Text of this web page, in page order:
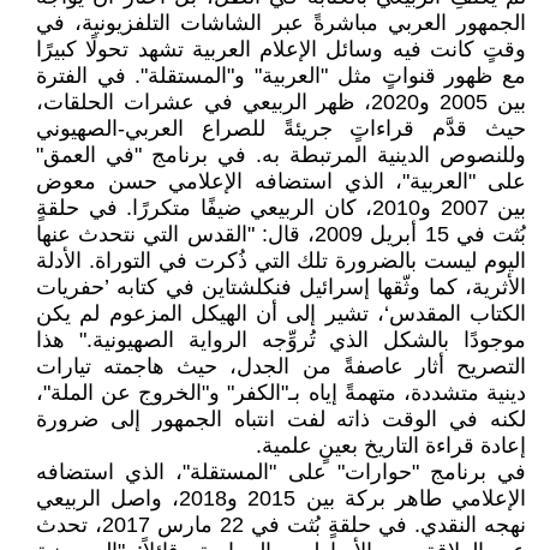
الجمهور العربي مباشرةً عبر الشاشات التلفزيونية، في
وقتٍ كانت فيه وسائل الإعلام العربية تشهد تحولًا كبيرًا
مع ظهور قنواتٍ مثل "العربية" و"المستقلة". في الفترة
بين 2005 و2020، ظهر الربيعي في عشرات الحلقات،
حيث قدَّم قراءاتٍ جريئةً للصراع العربي-الصهيوني
وللنصوص الدينية المرتبطة به. في برنامج "في العمق"
على "العربية"، الذي استضافه الإعلامي حسن معوض
بين 2007 و2010، كان الربيعي ضيفًا متكررًا. في حلقةٍ
بُثت في 15 أبريل 2009، قال: "القدس التي نتحدث عنها
اليوم ليست بالضرورة تلك التي ذُكرت في التوراة. الأدلة
الأثرية، كما وثّقها إسرائيل فنكلشتاين في كتابه ’حفريات
الكتاب المقدس‘، تشير إلى أن الهيكل المزعوم لم يكن
موجودًا بالشكل الذي تُروِّجه الرواية الصهيونية." هذا
التصريح أثار عاصفةً من الجدل، حيث هاجمته تيارات
دينية متشددة، متهمةً إياه بـ"الكفر" و"الخروج عن الملة"،
لكنه في الوقت ذاته لفت انتباه الجمهور إلى ضرورة
إعادة قراءة التاريخ بعينٍ علمية.
في برنامج "حوارات" على "المستقلة"، الذي استضافه
الإعلامي طاهر بركة بين 2015 و2018، واصل الربيعي
نهجه النقدي. في حلقةٍ بُثت في 22 مارس 2017، تحدث